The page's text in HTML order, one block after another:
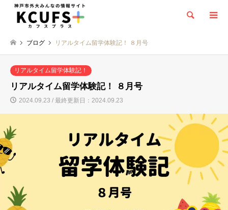
検索
ブログ リアルタイム留学体験記！ ８月号
リアルタイム留学体験記！
リアルタイム留学体験記！ ８月号
2024.09.23 / 最終更新日：2024.09.23